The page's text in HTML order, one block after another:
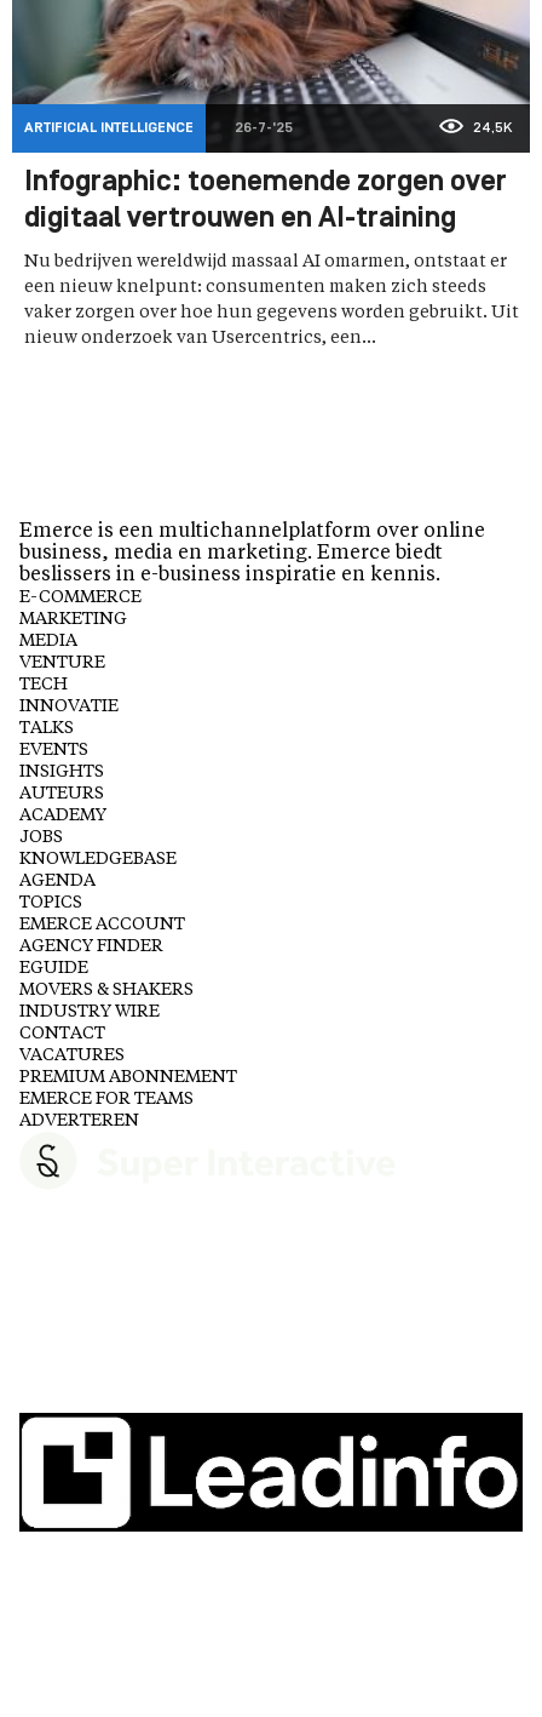
ARTIFICIAL INTELLIGENCE 26-7-'25 24,5K
Infographic: toenemende zorgen over
digitaal vertrouwen en AI-training
Nu bedrijven wereldwijd massaal AI omarmen, ontstaat er
een nieuw knelpunt: consumenten maken zich steeds
vaker zorgen over hoe hun gegevens worden gebruikt. Uit
nieuw onderzoek van Usercentrics, een...
Emerce is een multichannelplatform over online
business, media en marketing. Emerce biedt
beslissers in e-business inspiratie en kennis.
E-COMMERCE
MARKETING
MEDIA
VENTURE
TECH
INNOVATIE
TALKS
EVENTS
INSIGHTS
AUTEURS
ACADEMY
JOBS
KNOWLEDGEBASE
AGENDA
TOPICS
EMERCE ACCOUNT
AGENCY FINDER
EGUIDE
MOVERS & SHAKERS
INDUSTRY WIRE
CONTACT
VACATURES
PREMIUM ABONNEMENT
EMERCE FOR TEAMS
ADVERTEREN